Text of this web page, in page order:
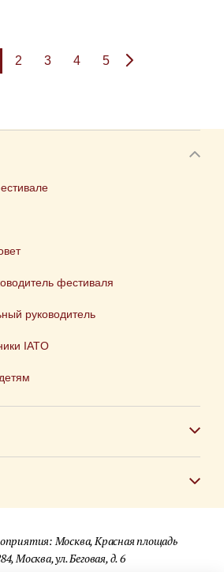
2 3 4 5
фестиваля
руководитель
IATO
Москва, Красная площадь
Москва, ул. Беговая, д. 6